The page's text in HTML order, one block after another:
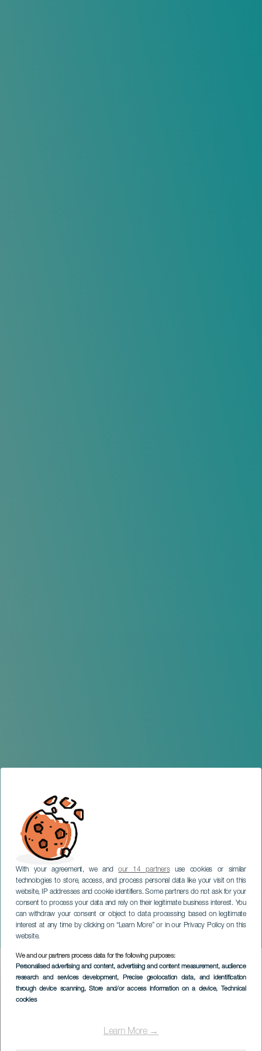
With your agreement, we andour 14 partnersuse cookies or similar
technologies to store, access, and process personal data like your visit on this
website, IP addresses and cookie identifiers. Some partners do not ask for your
consent to process your data and rely on their legitimate business interest. You
can withdraw your consent or object to data processing based on legitimate
interest at any time by clicking on “Learn More” or in our Privacy Policy on this
website.
We and our partners process data for the following purposes:
Personalised advertising and content, advertising and content measurement, audience
research and services development, Precise geolocation data, and identification
through device scanning, Store and/or access information on a device, Technical
cookies
Learn More →
Arucas und das Meer
GRAN CANARIA
Imagen
Listado